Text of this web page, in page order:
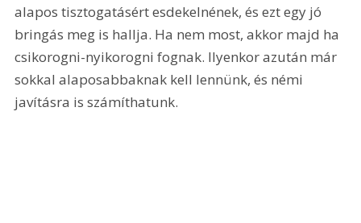
alapos tisztogatásért esdekelnének, és ezt egy jó
bringás meg is hallja. Ha nem most, akkor majd ha
csikorogni-nyikorogni fognak. Ilyenkor azután már
sokkal alaposabbaknak kell lennünk, és némi
javításra is számíthatunk.